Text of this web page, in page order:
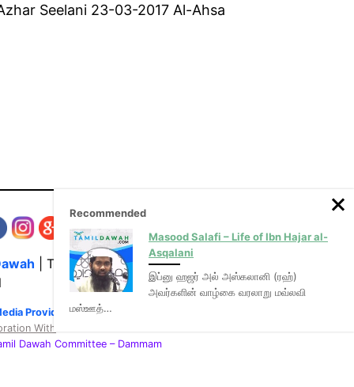
Seelani 23-03-2017 Al-Ahsa
| The Media Hub for Islamic Lectures
Provider of video & audio mp3 tamil bayans
With
Dawah Committee – Dammam
Recommended
Masood Salafi – Life of Ibn Hajar al-
Asqalani
இப்னு ஹஜர் அல் அஸ்கலானி (ரஹ்)
அவர்களின் வாழ்கை வரலாறு மவ்லவி
மஸ்ஊத்…